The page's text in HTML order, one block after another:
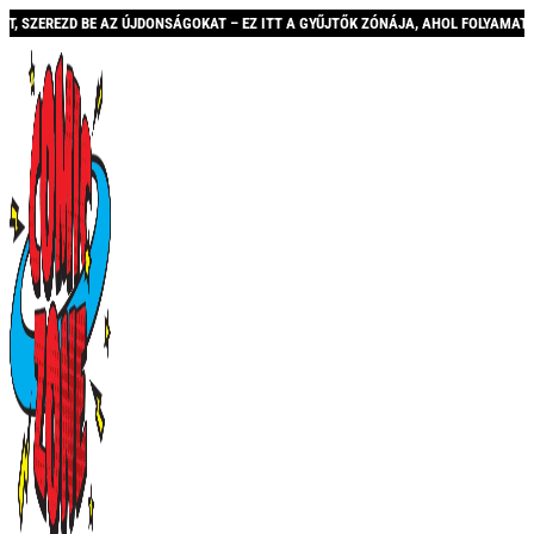
AZ ÚJDONSÁGOKAT – EZ ITT A GYŰJTŐK ZÓNÁJA, AHOL FOLYAMATOSAN